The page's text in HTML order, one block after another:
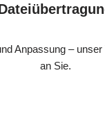
Anpassung –
an Sie.